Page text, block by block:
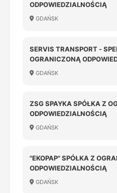
ODPOWIEDZIALNOŚCIĄ
GDAŃSK
SERVIS TRANSPORT -
OGRANICZONĄ
GDAŃSK
ZSG SPAYKA SPÓŁKA Z
ODPOWIEDZIALNOŚCIĄ
GDAŃSK
"EKOPAP" SPÓŁKA Z
ODPOWIEDZIALNOŚCIĄ
GDAŃSK